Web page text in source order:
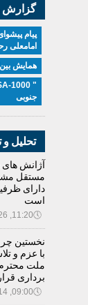
گزارش
پیام
امامعلی
همایش
جنوبی
تحلیل و
آژانش های
مستقل
دارای
است
🕔11:20, 26.فوریه 2019
نخستین
با عزم و
ملت
برداری
🕔09:00, 14.نوامبر 2018